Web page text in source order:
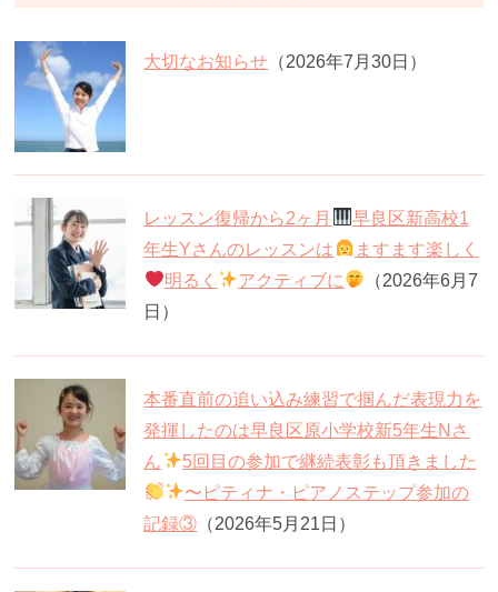
大切なお知らせ （2026年7月30日）
レッスン復帰から2ヶ月
早良区新高校1
年生Yさんのレッスンは
ますます楽しく
明るく
アクティブに
（2026年6月7
日）
本番直前の追い込み練習で掴んだ表現力を
発揮したのは早良区原小学校新5年生Nさ
ん
5回目の参加で継続表彰も頂きました
〜ピティナ・ピアノステップ参加の
記録③ （2026年5月21日）